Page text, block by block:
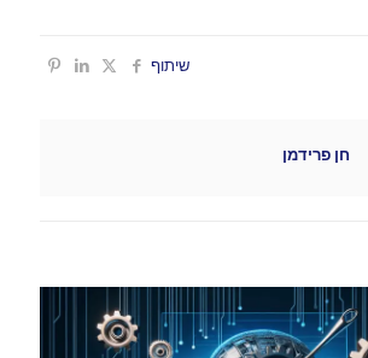
שיתוף
חן פרידמן